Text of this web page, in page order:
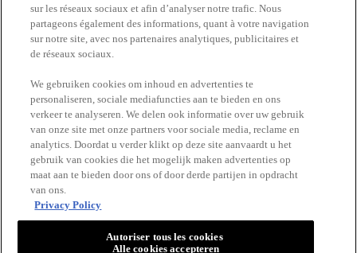
Trouvez une pharmacie​
RESTEZ EN CONTACT
sur les réseaux sociaux et afin d’analyser notre trafic. Nous
partageons également des informations, quant à votre navigation
sur notre site, avec nos partenaires analytiques, publicitaires et
de réseaux sociaux.
We gebruiken cookies om inhoud en advertenties te
personaliseren, sociale mediafuncties aan te bieden en ons
verkeer te analyseren. We delen ook informatie over uw gebruik
van onze site met onze partners voor sociale media, reclame en
analytics. Doordat u verder klikt op deze site aanvaardt u het
gebruik van cookies die het mogelijk maken advertenties op
maat aan te bieden door ons of door derde partijen in opdracht
van ons.
Privacy Policy
Autoriser tous les cookies
Alle cookies accepteren